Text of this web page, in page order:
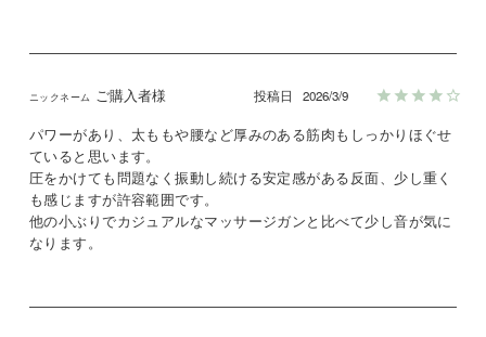
ご購入者様 投稿日 2026/3/9
パワーがあり、太ももや腰など厚みのある筋肉もしっかりほぐせ
ていると思います。
圧をかけても問題なく振動し続ける安定感がある反面、少し重く
も感じますが許容範囲です。
他の小ぶりでカジュアルなマッサージガンと比べて少し音が気に
なります。